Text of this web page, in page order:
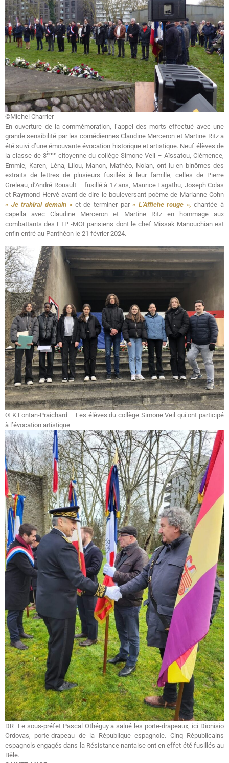
©Michel Charrier
En ouverture de la commémoration, l’appel des morts effectué avec une
grande sensibilité par les comédiennes Claudine Merceron et Martine Ritz a
été suivi d’une émouvante évocation historique et artistique. Neuf élèves de
la classe de 3ème citoyenne du collège Simone Veil – Aïssatou, Clémence,
Emmie, Karen, Léna, Lilou, Manon, Mathéo, Nolan, ont lu en binômes des
extraits de lettres de plusieurs fusillés à leur famille, celles de Pierre
Greleau, d’André Rouault – fusillé à 17 ans, Maurice Lagathu, Joseph Colas
et Raymond Hervé avant de dire le bouleversant poème de Marianne Cohn
« Je trahirai demain » et de terminer par« L’Affiche rouge », chantée à
capella avec Claudine Merceron et Martine Ritz en hommage aux
combattants des FTP -MOI parisiens dont le chef Missak Manouchian est
enfin entré au Panthéon le 21 février 2024.
© K Fontan-Praichard – Les élèves du collège Simone Veil qui ont participé
à l’évocation artistique
DR Le sous-préfet Pascal Othéguy a salué les porte-drapeaux, ici Dionisio
Ordovas, porte-drapeau de la République espagnole. Cinq Républicains
espagnols engagés dans la Résistance nantaise ont en effet été fusillés au
Bêle.